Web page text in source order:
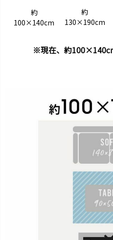
約
100×140cm
約
130×190cm
※現在、約